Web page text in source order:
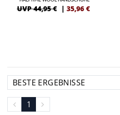
UVP 44,95 € | 35,96 €
1